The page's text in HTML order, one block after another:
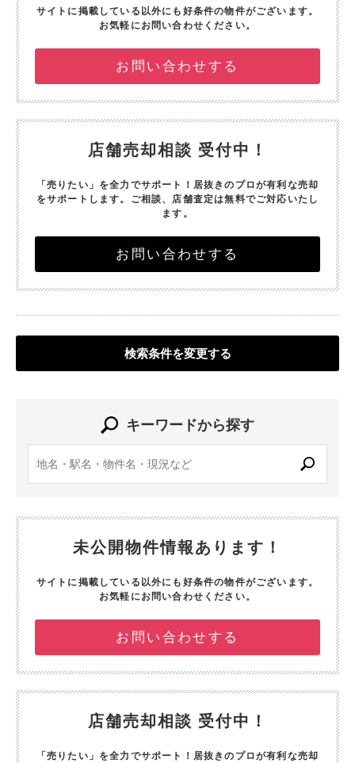
サイトに掲載している以外にも好条件の物件がございます。
お気軽にお問い合わせください。
お問い合わせする
店舗売却相談 受付中！
「売りたい」を全力でサポート！ 居抜きのプロが有利な売却
をサポートします。 ご相談、店舗査定は無料でご対応いたし
ます。
お問い合わせする
検索条件を変更する
キーワードから探す
未公開物件情報あります！
サイトに掲載している以外にも好条件の物件がございます。
お気軽にお問い合わせください。
お問い合わせする
店舗売却相談 受付中！
「売りたい」を全力でサポート！ 居抜きのプロが有利な売却